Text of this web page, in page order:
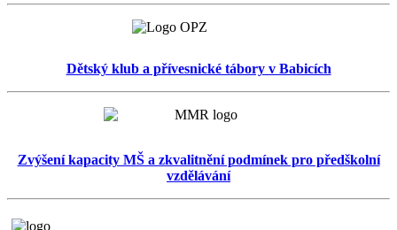
Dětský klub a přívesnické tábory v Babicích
Zvýšení kapacity MŠ a zkvalitnění podmínek pro předškolní
vzdělávání